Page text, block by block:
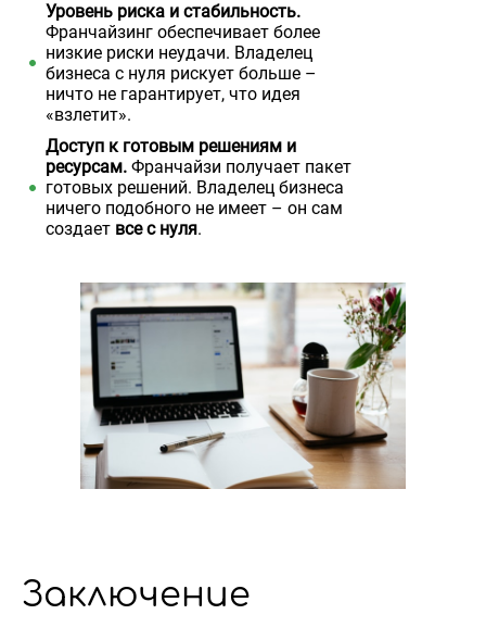
Уровень риска и стабильность.
Франчайзинг обеспечивает более
низкие риски неудачи. Владелец
бизнеса с нуля рискует больше –
ничто не гарантирует, что идея
«взлетит».
Доступ к готовым решениям и
ресурсам. Франчайзи получает пакет
готовых решений. Владелец бизнеса
ничего подобного не имеет – он сам
создает все с нуля.
Заключение